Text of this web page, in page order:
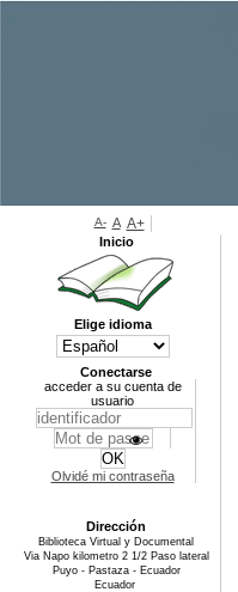
A- A A+
Inicio
Elige idioma
Conectarse
acceder a su cuenta de
usuario
Olvidé mi contraseña
Dirección
Biblioteca Virtual y Documental
Via Napo kilometro 2 1/2 Paso lateral
Puyo - Pastaza - Ecuador
Ecuador